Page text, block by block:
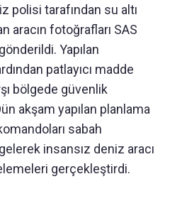
polisi tarafından su altı
aracın fotoğrafları SAS
Yapılan
patlayıcı madde
bölgede güvenlik
akşam yapılan planlama
sabah
insansız deniz aracı
gerçekleştirdi.